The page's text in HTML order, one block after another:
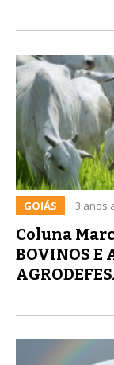
GOIÁS 3 anos
Coluna
BOVINOS E